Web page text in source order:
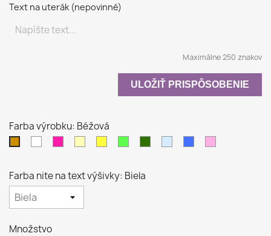
Text na uterák (nepovinné)
Maximálne 250 znakov
ULOŽIŤ PRISPÔSOBENIE
Farba výrobku: Béžová
Farba nite na text výšivky: Biela
Množstvo